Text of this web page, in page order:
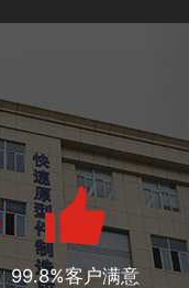
99.8%客户满意